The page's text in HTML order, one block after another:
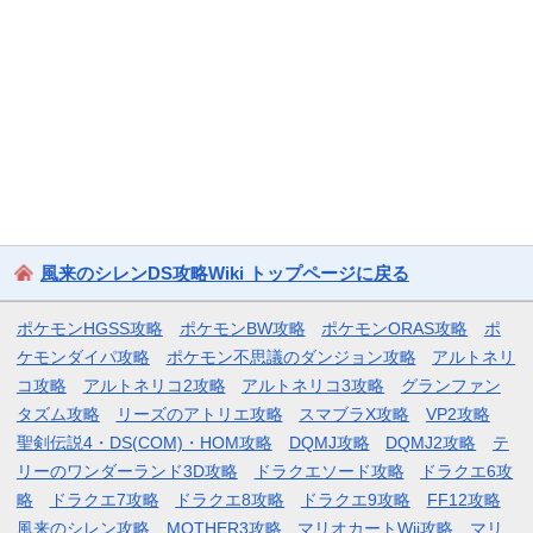
風来のシレンDS攻略Wiki トップページに戻る
ポケモンHGSS攻略 ポケモンBW攻略 ポケモンORAS攻略
ポ
ケモンダイパ攻略
ポケモン不思議のダンジョン攻略
アルトネリ
コ攻略
アルトネリコ2攻略 アルトネリコ3攻略
グランファン
タズム攻略
リーズのアトリエ攻略 スマブラX攻略
VP2攻略
聖剣伝説4・DS(COM)・HOM攻略
DQMJ攻略 DQMJ2攻略
テ
リーのワンダーランド3D攻略
ドラクエソード攻略
ドラクエ6攻
略
ドラクエ7攻略 ドラクエ8攻略 ドラクエ9攻略
FF12攻略
風来のシレン攻略
MOTHER3攻略 マリオカートWii攻略 マリ